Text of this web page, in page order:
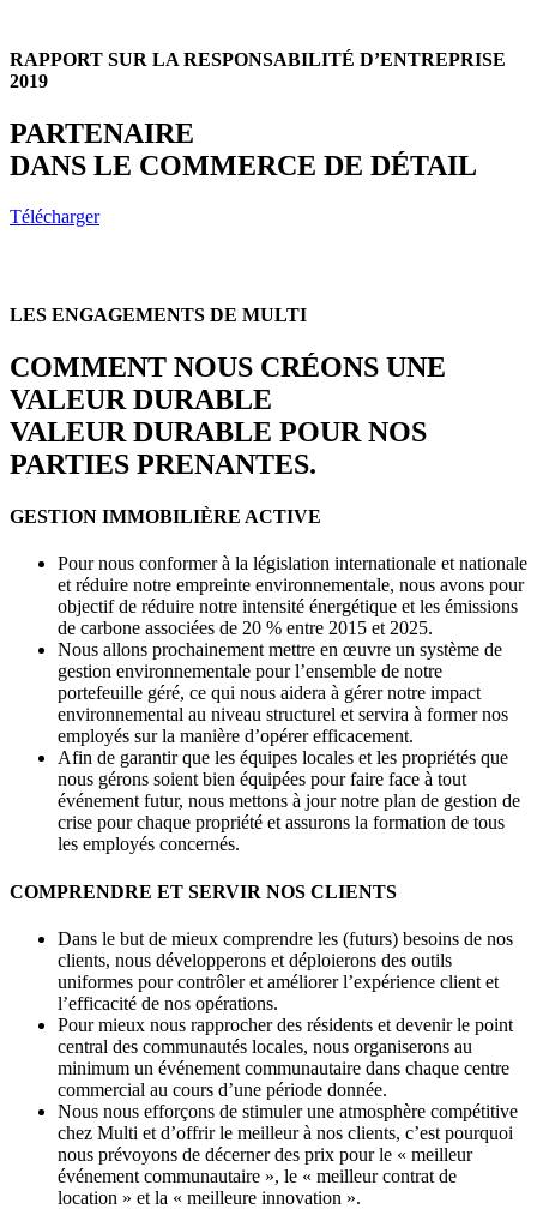
RAPPORT SUR LA RESPONSABILITÉ D’ENTREPRISE
2019
PARTENAIRE
DANS LE COMMERCE DE DÉTAIL
Télécharger
LES ENGAGEMENTS DE MULTI
COMMENT NOUS CRÉONS UNE
VALEUR DURABLE
VALEUR DURABLE POUR NOS
PARTIES PRENANTES.
GESTION IMMOBILIÈRE ACTIVE
Pour nous conformer à la législation internationale et nationale
et réduire notre empreinte environnementale, nous avons pour
objectif de réduire notre intensité énergétique et les émissions
de carbone associées de 20 % entre 2015 et 2025.
Nous allons prochainement mettre en œuvre un système de
gestion environnementale pour l’ensemble de notre
portefeuille géré, ce qui nous aidera à gérer notre impact
environnemental au niveau structurel et servira à former nos
employés sur la manière d’opérer efficacement.
Afin de garantir que les équipes locales et les propriétés que
nous gérons soient bien équipées pour faire face à tout
événement futur, nous mettons à jour notre plan de gestion de
crise pour chaque propriété et assurons la formation de tous
les employés concernés.
COMPRENDRE ET SERVIR NOS CLIENTS
Dans le but de mieux comprendre les (futurs) besoins de nos
clients, nous développerons et déploierons des outils
uniformes pour contrôler et améliorer l’expérience client et
l’efficacité de nos opérations.
Pour mieux nous rapprocher des résidents et devenir le point
central des communautés locales, nous organiserons au
minimum un événement communautaire dans chaque centre
commercial au cours d’une période donnée.
Nous nous efforçons de stimuler une atmosphère compétitive
chez Multi et d’offrir le meilleur à nos clients, c’est pourquoi
nous prévoyons de décerner des prix pour le « meilleur
événement communautaire », le « meilleur contrat de
location » et la « meilleure innovation ».